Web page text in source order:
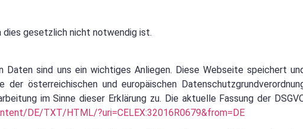
gesetzlich nicht notwendig ist.
Daten sind uns ein wichtiges Anliegen. Diese Webseite speichert
österreichischen und europäischen
im Sinne dieser Erklärung zu. Die aktuelle Fassung der
DE/TXT/HTML/?uri=CELEX:32016R0679&from=DE